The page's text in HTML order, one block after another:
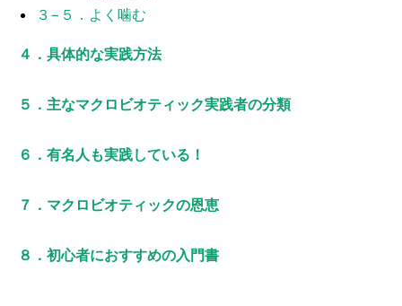
３−５．よく噛む
４．具体的な実践方法
５．主なマクロビオティック実践者の分類
６．有名人も実践している！
７．マクロビオティックの恩恵
８．初心者におすすめの入門書